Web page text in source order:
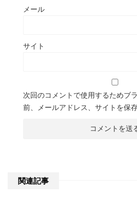
メール
サイト
次回のコメントで使用するためブ
前、メールアドレス、サイトを保存
関連記事